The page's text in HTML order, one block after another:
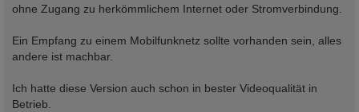
ohne Zugang zu herkömmlichem Internet oder Stromverbindung.
Ein Empfang zu einem Mobilfunknetz sollte vorhanden sein, alles
andere ist machbar.
Ich hatte diese Version auch schon in bester Videoqualität in
Betrieb.